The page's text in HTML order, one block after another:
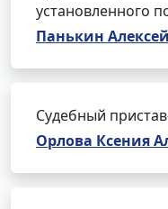
установленного
Панькин
Судебный
Орлова Ксения